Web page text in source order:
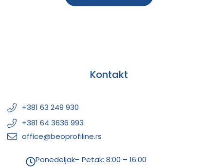
Kontakt
+381 63 249 930
+381 64 3636 993
office@beoprofiline.rs
Ponedeljak– Petak: 8:00 – 16:00